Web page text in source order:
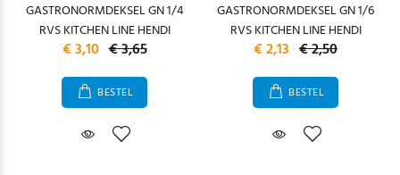
GASTRONORMDEKSEL GN 1/4
RVS KITCHEN LINE HENDI
€ 3,10 € 3,65
BESTEL
GASTRONORMDEKSEL GN 1/6
RVS KITCHEN LINE HENDI
€ 2,13 € 2,50
BESTEL